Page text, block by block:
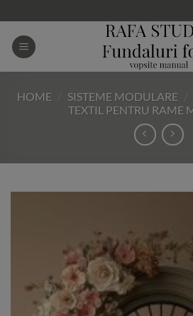
to
content
HOME SISTEME MODULARE
TEXTIL PENTRU RAME